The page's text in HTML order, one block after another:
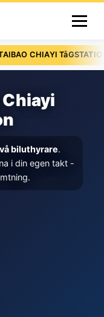
CHIAYI
biluthyrare.
i din egen takt -